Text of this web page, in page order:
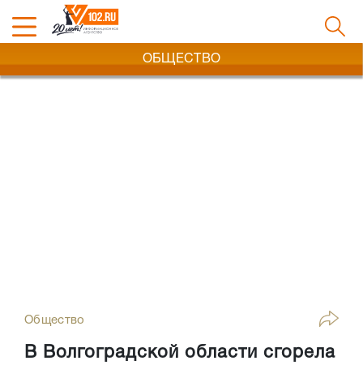
ОБЩЕСТВО
Общество
В Волгоградской области сгорела